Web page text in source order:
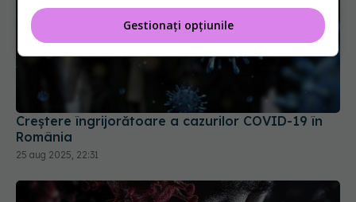
Creștere îngrijorătoare a cazurilor COVID-19 în
România
25 aug 2025, 22:31
Gestionați opțiunile